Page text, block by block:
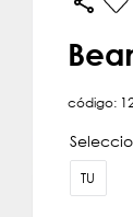
código:
TU